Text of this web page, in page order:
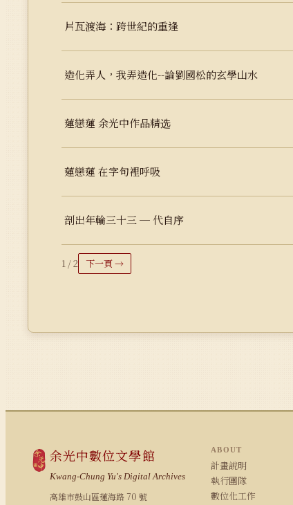
片瓦渡海：跨世紀的重逢
造化弄人，我弄造化--論劉國松的玄學山水
蓮戀蓮 余光中作品精选
蓮戀蓮 在字句裡呼吸
剖出年輪三十三 ─ 代自序
1 / 2 下一頁 →
余光中數位文學館
Kwang-Chung Yu's Digital Archives
高雄市鼓山區蓮海路 70 號
ABOUT
計畫說明
執行團隊
數位化工作